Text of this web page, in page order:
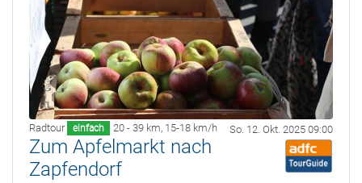
Radtour einfach 20 - 39 km, 15-18 km/h So. 12. Okt. 2025 09:00
Zum Apfelmarkt nach
Zapfendorf